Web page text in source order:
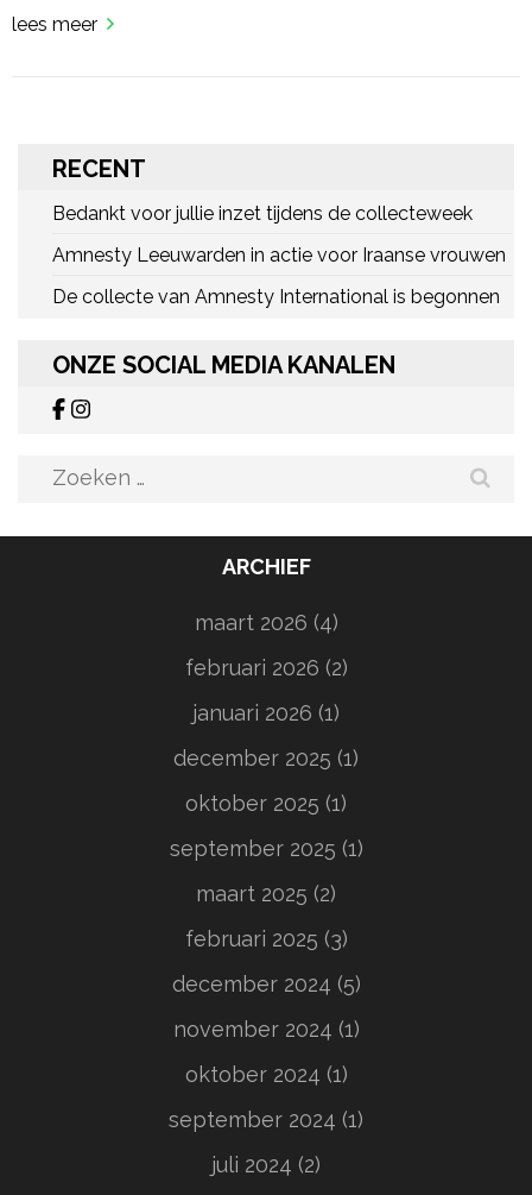
lees meer
RECENT
Bedankt voor jullie inzet tijdens de collecteweek
Amnesty Leeuwarden in actie voor Iraanse vrouwen
De collecte van Amnesty International is begonnen
ONZE SOCIAL MEDIA KANALEN
Zoeken
ARCHIEF
maart 2026 (4)
februari 2026 (2)
januari 2026 (1)
december 2025 (1)
oktober 2025 (1)
september 2025 (1)
maart 2025 (2)
februari 2025 (3)
december 2024 (5)
november 2024 (1)
oktober 2024 (1)
september 2024 (1)
juli 2024 (2)